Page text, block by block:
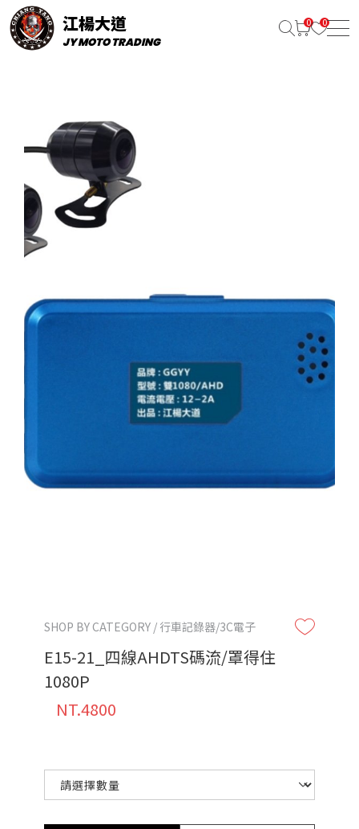
江楊大道
JY MOTO TRADING
SHOP BY CATEGORY / 行車記錄器/3C電子
E15-21_四線AHDTS碼流/罩得住
1080P
NT.4800